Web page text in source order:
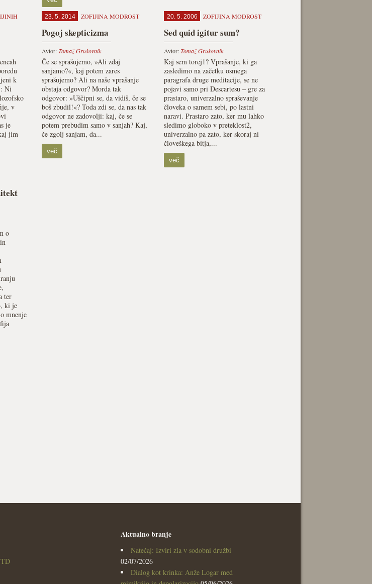
k
Ni
v
je
jim
23. 5. 2014 ZOFIJINA MODROST
Pogoj skepticizma
Avtor:Tomaž Grušovnik
Če se sprašujemo, »Ali zdaj
sanjamo?«, kaj potem zares
sprašujemo? Ali na naše vprašanje
obstaja odgovor? Morda tak
odgovor: »Uščipni se, da vidiš, če se
boš zbudil!«? Toda zdi se, da nas tak
odgovor ne zadovolji: kaj, če se
potem prebudim samo v sanjah? Kaj,
če zgolj sanjam, da...
več
20. 5. 2006 ZOFIJINA MODROST
Sed quid igitur sum?
Avtor:Tomaž Grušovnik
Kaj sem torej1? Vprašanje, ki ga
zasledimo na začetku osmega
paragrafa druge meditacije, se ne
pojavi samo pri Descartesu – gre za
prastaro, univerzalno spraševanje
človeka o samem sebi, po lastni
naravi. Prastaro zato, ker mu lahko
sledimo globoko v preteklost2,
univerzalno pa zato, ker skoraj ni
človeškega bitja,...
več
o
ter
ki je
mnenje
Aktualno branje
Natečaj: Izviri zla v sodobni družbi
02/07/2026
Dialog kot krinka: Anže Logar med